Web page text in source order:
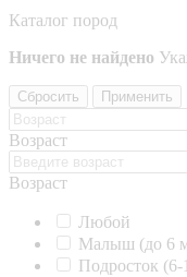
Каталог пород
Ничего не найдено
Сбросить Применить
Возраст
Возраст
Любой
Малыш (до 6
Подросток (6-